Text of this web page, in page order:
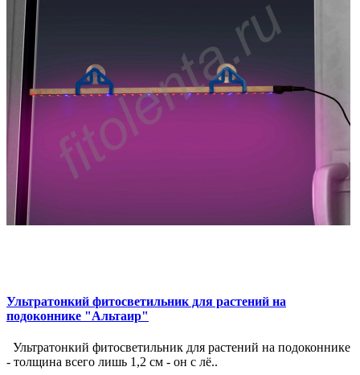
Ультратонкий фитосветильник для растений на
подоконнике "Альтаир"
Ультратонкий фитосветильник для растений на подоконнике
- толщина всего лишь 1,2 см - он с лё..